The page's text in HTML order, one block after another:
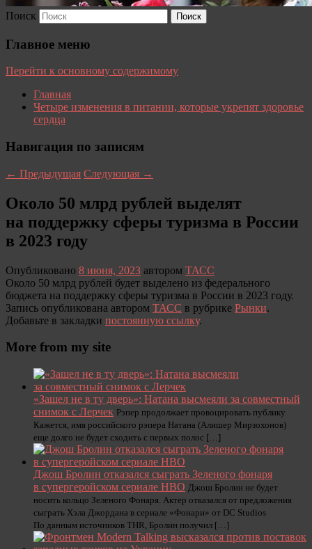
Поиск
Главное меню
Перейти к основному содержимому
Главная
Четыре изменения в питании, которые укрепят здоровье
сердца
Навигация по записям
← Предыдущая Следующая →
Около 50 млрд рублей выделят
на поддержку сферы туризма в России
в 2023 году
Опубликовано 8 июня, 2023 автором ТАСС
Около 50 млрд рублей будет выделено из федерального
бюджета на поддержку сферы туризма в России в 2023 году.
Запись опубликована автором ТАСС в рубрике Рынки.
Добавьте в закладки постоянную ссылку.
More from my site
«Зашел не в ту дверь»: Натана высмеяли за совместный
снимок с Лерчек Рэпер продолжает провоцировать публику
Кажется, имя российского рэпера Натана (Алишер Мирзохонов)
еще долго не будет сходить с первых полос […]
Джош Бролин отказался сыграть Зеленого фонаря
в супергеройском сериале HBO Джош Бролин не будет
носить кольцо Зеленого Фонаря. Актер отказался от предложения
сыграть Хэла Джордана в сериале «Фонари» от DC Studios
По данным источников THR, Бролин получил […]